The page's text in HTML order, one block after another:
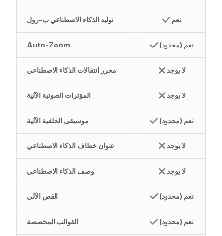
توليد الذكاء الاصطناعي ب-رول نعم
Auto-Zoom نعم (محدود)
محرر انتقالات الذكاء الاصطناعي لا يوجد
المؤثرات الصوتية الآلية لا يوجد
موسيقى الخلفية الآلية نعم (محدود)
عنوان خطاف الذكاء الاصطناعي لا يوجد
وصف الذكاء الاصطناعي لا يوجد
القص الآلي نعم (محدود)
القوالب المخصصة نعم (محدود)